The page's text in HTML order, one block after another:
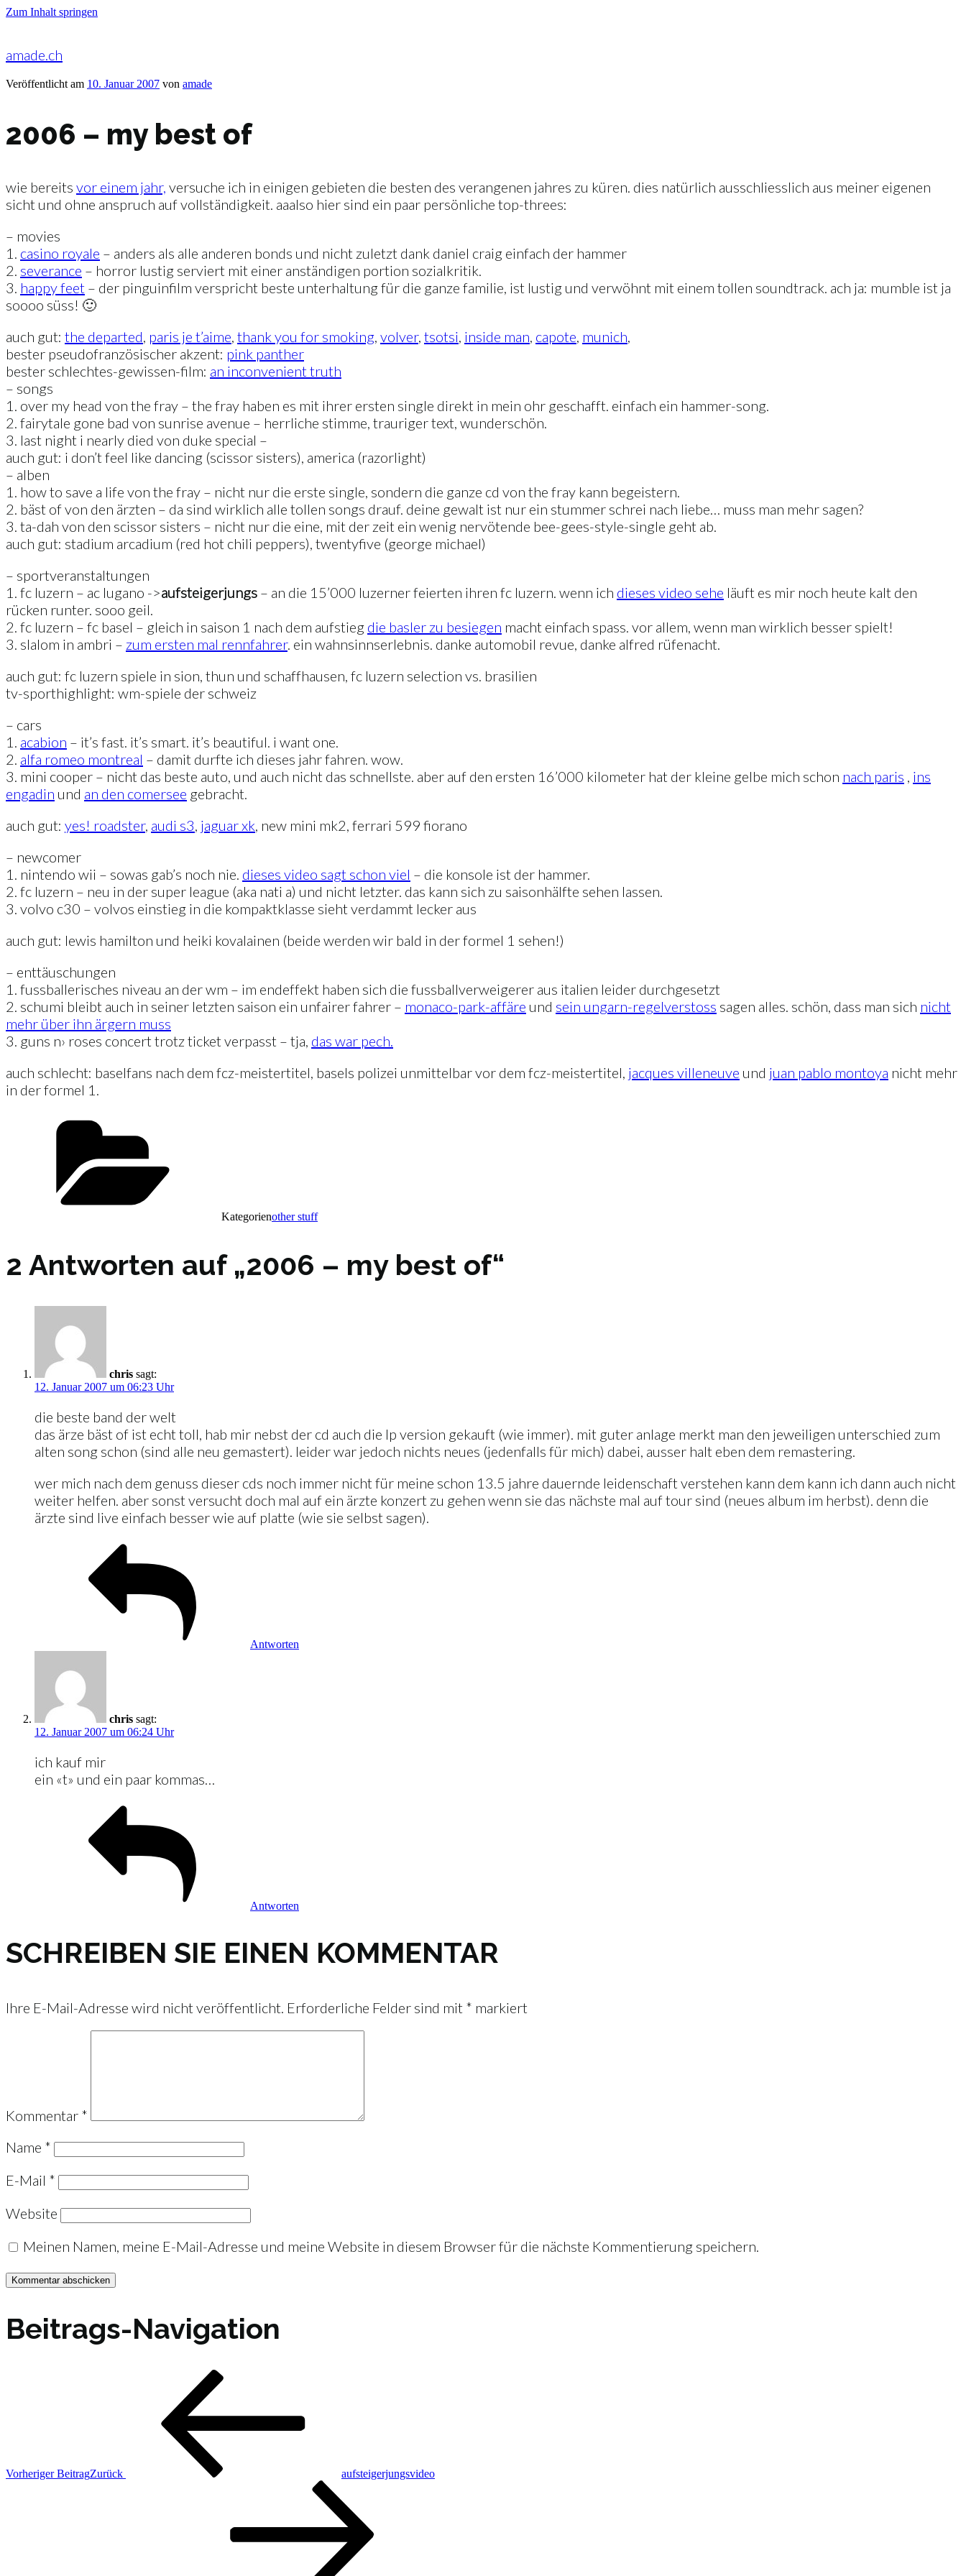
Zum Inhalt springen
amade.ch
Veröffentlicht am 10. Januar 2007 von amade
2006 – my best of
wie bereits vor einem jahr, versuche ich in einigen gebieten die besten des verangenen jahres zu küren. dies natürlich ausschliesslich aus meiner eigenen
sicht und ohne anspruch auf vollständigkeit. aaalso hier sind ein paar persönliche top-threes:
– movies
1. casino royale – anders als alle anderen bonds und nicht zuletzt dank daniel craig einfach der hammer
2. severance – horror lustig serviert mit einer anständigen portion sozialkritik.
3. happy feet – der pinguinfilm verspricht beste unterhaltung für die ganze familie, ist lustig und verwöhnt mit einem tollen soundtrack. ach ja: mumble ist ja
soooo süss! 🙂
auch gut: the departed, paris je t’aime, thank you for smoking, volver, tsotsi, inside man, capote, munich,
bester pseudofranzösischer akzent: pink panther
bester schlechtes-gewissen-film: an inconvenient truth
– songs
1. over my head von the fray – the fray haben es mit ihrer ersten single direkt in mein ohr geschafft. einfach ein hammer-song.
2. fairytale gone bad von sunrise avenue – herrliche stimme, trauriger text, wunderschön.
3. last night i nearly died von duke special –
auch gut: i don’t feel like dancing (scissor sisters), america (razorlight)
– alben
1. how to save a life von the fray – nicht nur die erste single, sondern die ganze cd von the fray kann begeistern.
2. bäst of von den ärzten – da sind wirklich alle tollen songs drauf. deine gewalt ist nur ein stummer schrei nach liebe… muss man mehr sagen?
3. ta-dah von den scissor sisters – nicht nur die eine, mit der zeit ein wenig nervötende bee-gees-style-single geht ab.
auch gut: stadium arcadium (red hot chili peppers), twentyfive (george michael)
– sportveranstaltungen
1. fc luzern – ac lugano ->aufsteigerjungs – an die 15’000 luzerner feierten ihren fc luzern. wenn ich dieses video sehe läuft es mir noch heute kalt den
rücken runter. sooo geil.
2. fc luzern – fc basel – gleich in saison 1 nach dem aufstieg die basler zu besiegen macht einfach spass. vor allem, wenn man wirklich besser spielt!
3. slalom in ambri – zum ersten mal rennfahrer. ein wahnsinnserlebnis. danke automobil revue, danke alfred rüfenacht.
auch gut: fc luzern spiele in sion, thun und schaffhausen, fc luzern selection vs. brasilien
tv-sporthighlight: wm-spiele der schweiz
– cars
1. acabion – it’s fast. it’s smart. it’s beautiful. i want one.
2. alfa romeo montreal – damit durfte ich dieses jahr fahren. wow.
3. mini cooper – nicht das beste auto, und auch nicht das schnellste. aber auf den ersten 16’000 kilometer hat der kleine gelbe mich schon nach paris , ins
engadin und an den comersee gebracht.
auch gut: yes! roadster, audi s3, jaguar xk, new mini mk2, ferrari 599 fiorano
– newcomer
1. nintendo wii – sowas gab’s noch nie. dieses video sagt schon viel – die konsole ist der hammer.
2. fc luzern – neu in der super league (aka nati a) und nicht letzter. das kann sich zu saisonhälfte sehen lassen.
3. volvo c30 – volvos einstieg in die kompaktklasse sieht verdammt lecker aus
auch gut: lewis hamilton und heiki kovalainen (beide werden wir bald in der formel 1 sehen!)
– enttäuschungen
1. fussballerisches niveau an der wm – im endeffekt haben sich die fussballverweigerer aus italien leider durchgesetzt
2. schumi bleibt auch in seiner letzten saison ein unfairer fahrer – monaco-park-affäre und sein ungarn-regelverstoss sagen alles. schön, dass man sich nicht
mehr über ihn ärgern muss
3. guns n› roses concert trotz ticket verpasst – tja, das war pech.
auch schlecht: baselfans nach dem fcz-meistertitel, basels polizei unmittelbar vor dem fcz-meistertitel, jacques villeneuve und juan pablo montoya nicht mehr
in der formel 1.
Kategorienother stuff
2 Antworten auf „2006 – my best of“
chris sagt:
12. Januar 2007 um 06:23 Uhr
die beste band der welt
das ärze bäst of ist echt toll, hab mir nebst der cd auch die lp version gekauft (wie immer). mit guter anlage merkt man den jeweiligen unterschied zum
alten song schon (sind alle neu gemastert). leider war jedoch nichts neues (jedenfalls für mich) dabei, ausser halt eben dem remastering.
wer mich nach dem genuss dieser cds noch immer nicht für meine schon 13.5 jahre dauernde leidenschaft verstehen kann dem kann ich dann auch nicht
weiter helfen. aber sonst versucht doch mal auf ein ärzte konzert zu gehen wenn sie das nächste mal auf tour sind (neues album im herbst). denn die
ärzte sind live einfach besser wie auf platte (wie sie selbst sagen).
Antworten
chris sagt:
12. Januar 2007 um 06:24 Uhr
ich kauf mir
ein «t» und ein paar kommas…
Antworten
SCHREIBEN SIE EINEN KOMMENTAR
Ihre E-Mail-Adresse wird nicht veröffentlicht. Erforderliche Felder sind mit * markiert
Kommentar *
Name *
E-Mail *
Website
Meinen Namen, meine E-Mail-Adresse und meine Website in diesem Browser für die nächste Kommentierung speichern.
Beitrags-Navigation
Vorheriger BeitragZurück aufsteigerjungsvideo